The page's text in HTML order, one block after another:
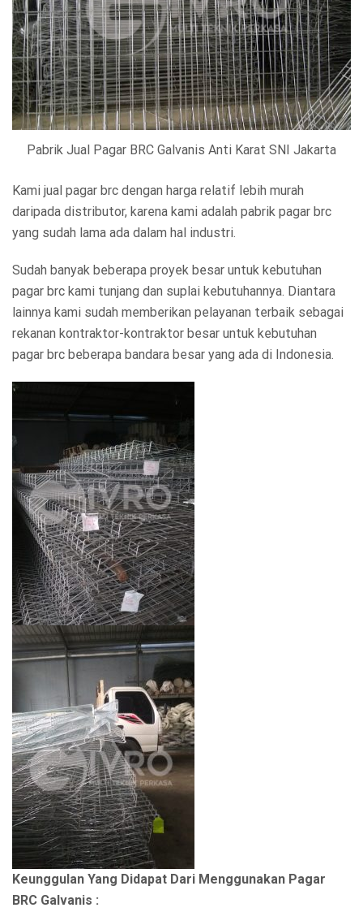
Pabrik Jual Pagar BRC Galvanis Anti Karat SNI Jakarta
Kami jual pagar brc dengan harga relatif lebih murah
daripada distributor, karena kami adalah pabrik pagar brc
yang sudah lama ada dalam hal industri.
Sudah banyak beberapa proyek besar untuk kebutuhan
pagar brc kami tunjang dan suplai kebutuhannya. Diantara
lainnya kami sudah memberikan pelayanan terbaik sebagai
rekanan kontraktor-kontraktor besar untuk kebutuhan
pagar brc beberapa bandara besar yang ada di Indonesia.
Keunggulan Yang Didapat Dari Menggunakan Pagar
BRC Galvanis :